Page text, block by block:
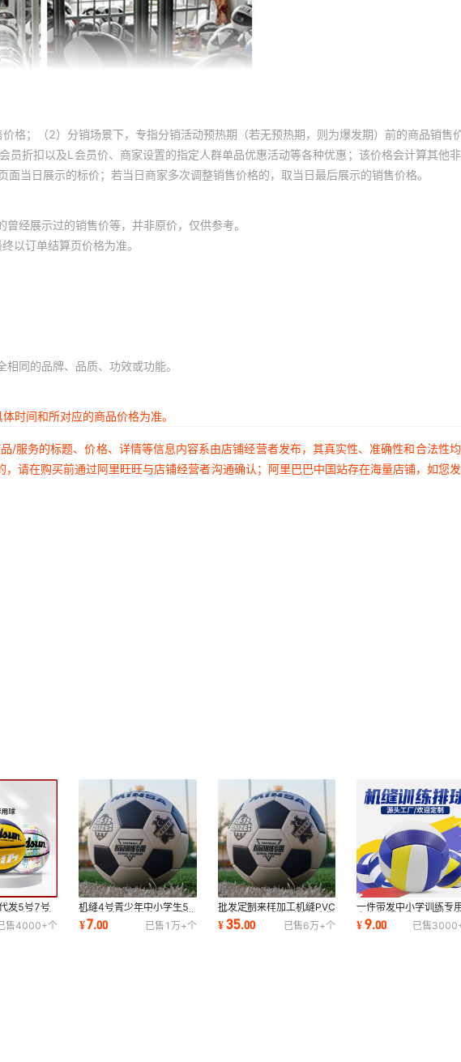
格；（2）分销场景下，专指分销活动预热期（若无预热期，则为爆发期）前的商品销售
折扣以及L会员价、商家设置的指定人群单品优惠活动等各种优惠；该价格会计算其他
当日展示的标价；若当日商家多次调整销售价格的，取当日最后展示的销售价格。
经展示过的销售价等，并非原价，仅供参考。
以订单结算页价格为准。
同的品牌、品质、功效或功能。
时间和所对应的商品价格为准。
服务的标题、价格、详情等信息内容系由店铺经营者发布，其真实性、准确性和合法性
请在购买前通过阿里旺旺与店铺经营者沟通确认；阿里巴巴中国站存在海量店铺，如您
发5号7号
成人比赛训
售4000+个
机缝4号青少年中小学生5
号成人比赛训练专用足球批
发工厂直销耐磨
¥7.00 已售 1万+个
批发定制来样加工机缝PVC
黑白5号PU成人训练儿童世
界杯足球耐磨
¥35.00 已售6万+个
一件带发中小学训练专
青少年成人比赛5号排
考用耐踢耐磨
¥9.00 已售